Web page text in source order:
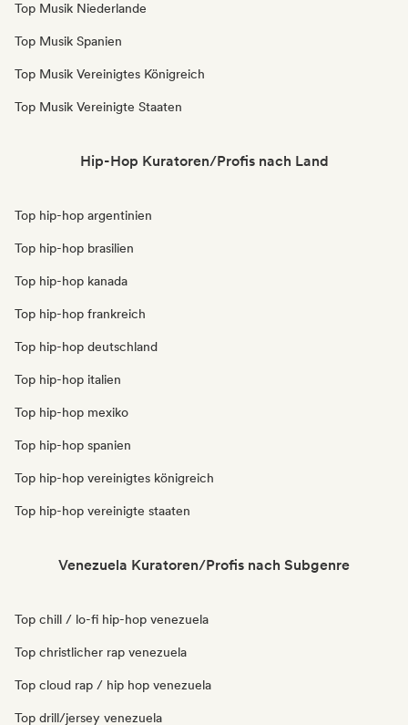
Top Musik Niederlande
Top Musik Spanien
Top Musik Vereinigtes Königreich
Top Musik Vereinigte Staaten
Hip-Hop Kuratoren/Profis nach Land
Top hip-hop argentinien
Top hip-hop brasilien
Top hip-hop kanada
Top hip-hop frankreich
Top hip-hop deutschland
Top hip-hop italien
Top hip-hop mexiko
Top hip-hop spanien
Top hip-hop vereinigtes königreich
Top hip-hop vereinigte staaten
Venezuela Kuratoren/Profis nach Subgenre
Top chill / lo-fi hip-hop venezuela
Top christlicher rap venezuela
Top cloud rap / hip hop venezuela
Top drill/jersey venezuela